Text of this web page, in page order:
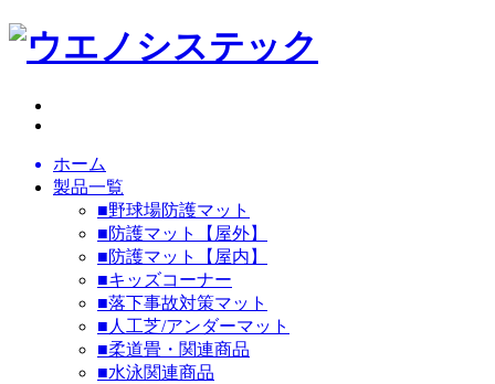
ホーム
製品一覧
■野球場防護マット
■防護マット【屋外】
■防護マット【屋内】
■キッズコーナー
■落下事故対策マット
■人工芝/アンダーマット
■柔道畳・関連商品
■水泳関連商品